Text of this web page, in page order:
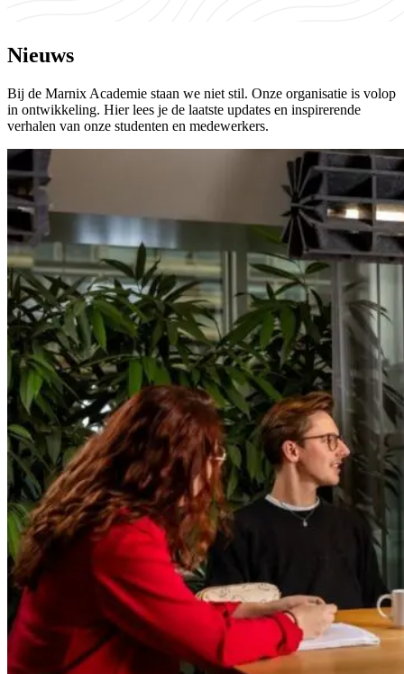
Nieuws
Bij de Marnix Academie staan we niet stil. Onze organisatie is volop
in ontwikkeling. Hier lees je de laatste updates en inspirerende
verhalen van onze studenten en medewerkers.